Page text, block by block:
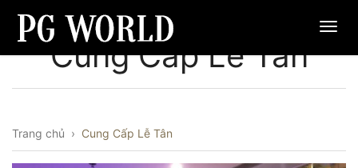
Cung Cấp Lễ Tân
Trang chủ › Cung Cấp Lễ Tân